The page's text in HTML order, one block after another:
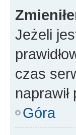
Jeżeli
czas
naprawił
Góra